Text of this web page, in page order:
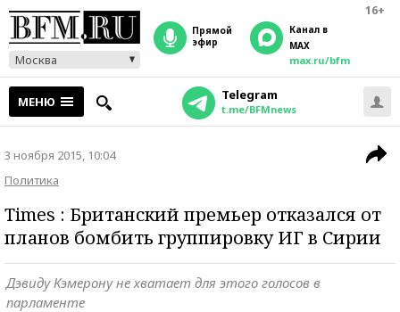
16+
Москва
прямой
эфир
Канал в
MAX
max.ru/bfm
МЕНЮ Telegram
t.me/BFMnews
3 ноября 2015, 10:04
Политика
Times : Британский премьер отказался от
планов бомбить группировку ИГ в Сирии
Дэвиду Кэмерону не хватает для этого голосов в
парламенте